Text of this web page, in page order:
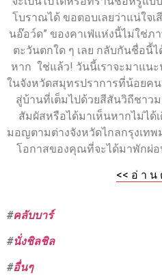
โบราณได้ ขอตอบเลยว่าแน่ใจเ
นอ๊อว์ด” ของคาเฟ่แห่งนี้ไม่ใช่ภ
ตะวันตกใด ๆ เลย กลับกันชื่อนี้
หาก ใช่แล้ว! วันนี้เราจะมาแน
ในจังหวัดสมุทรปราการที่น้อยค
สู่บ้านที่เต็มไปด้วยสีสันวิถีชา
สัมผัสหรือได้มาเห็นหากไม่ได้
มอญตามต่างจังหวัดไกลกรุงเท
โอกาสของคุณที่จะได้มาพักผ่
<< อ่ า น
#คลับบาร์
#นั่งชิลชิล
#อื่นๆ